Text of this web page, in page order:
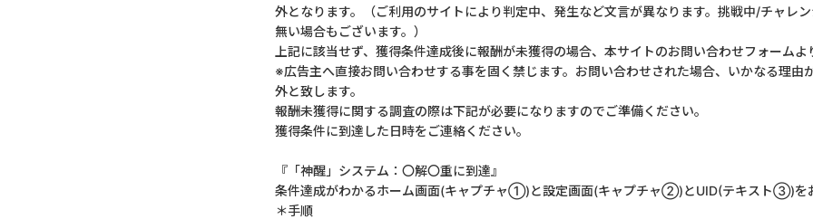
外となります。（ご利用のサイトにより判定中、発生など文言が異なります。挑戦中/チャレ
無い場合もございます。）
上記に該当せず、獲得条件達成後に報酬が未獲得の場合、本サイトのお問い合わせフォームよ
※広告主へ直接お問い合わせする事を固く禁じます。お問い合わせされた場合、いかなる理由
外と致します。
報酬未獲得に関する調査の際は下記が必要になりますのでご準備ください。
獲得条件に到達した日時をご連絡ください。
『「神醒」システム：〇解〇重に到達』
条件達成がわかるホーム画面(キャプチャ①)と設定画面(キャプチャ②)とUID(テキスト③)を
＊手順